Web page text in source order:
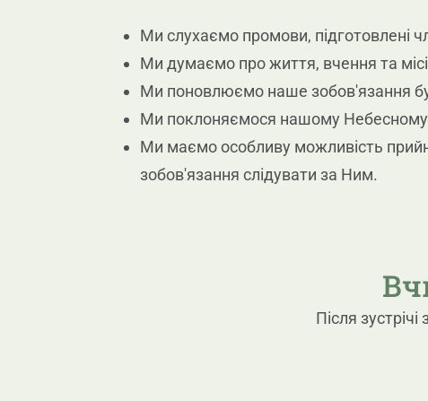
Ми слухаємо промови, підготовлені
Ми думаємо про життя, вчення та
Ми поновлюємо наше зобов'язання
Ми поклоняємося нашому Небесному
Ми маємо особливу можливість
зобов'язання слідувати за Ним.
Після